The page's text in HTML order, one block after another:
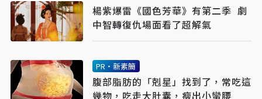
楊紫爆雷《國色芳華》有第二季 劇
中智轉復仇場面看了超解氣
PR・新素簡
腹部脂肪的「剋星」找到了，常吃這
幾物，吃走大肚囊，瘦出小蠻腰